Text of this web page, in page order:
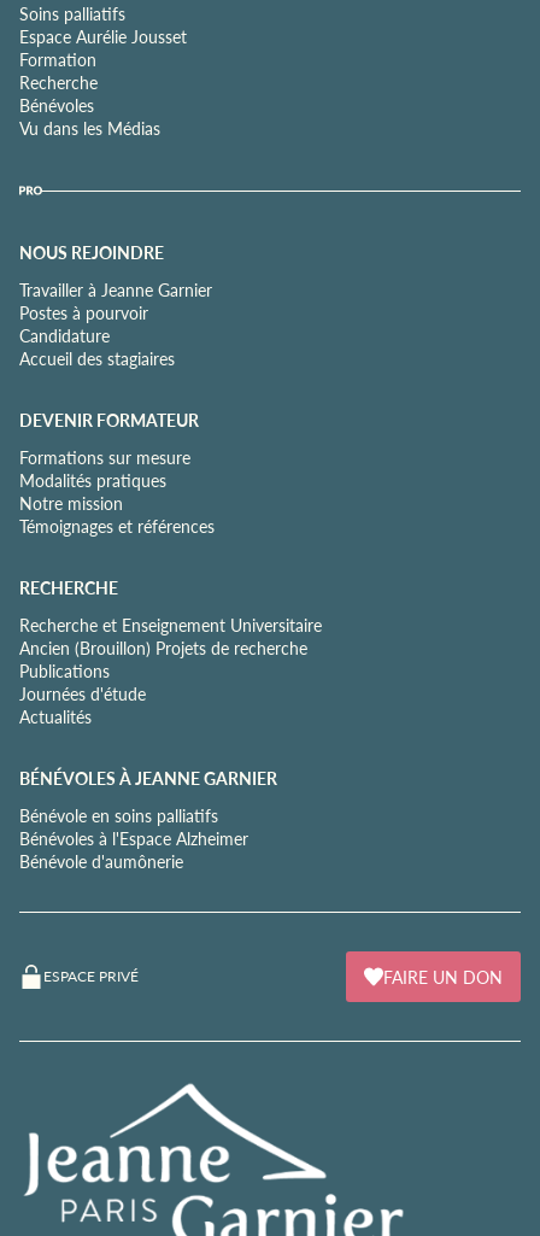
Soins palliatifs
Espace Aurélie Jousset
Formation
Recherche
Bénévoles
Vu dans les Médias
NOUS REJOINDRE
Travailler à Jeanne Garnier
Postes à pourvoir
Candidature
Accueil des stagiaires
DEVENIR FORMATEUR
Formations sur mesure
Modalités pratiques
Notre mission
Témoignages et références
RECHERCHE
Recherche et Enseignement Universitaire
Ancien (Brouillon) Projets de recherche
Publications
Journées d'étude
Actualités
BÉNÉVOLES À JEANNE GARNIER
Bénévole en soins palliatifs
Bénévoles à l'Espace Alzheimer
Bénévole d'aumônerie
ESPACE PRIVÉ FAIRE UN DON